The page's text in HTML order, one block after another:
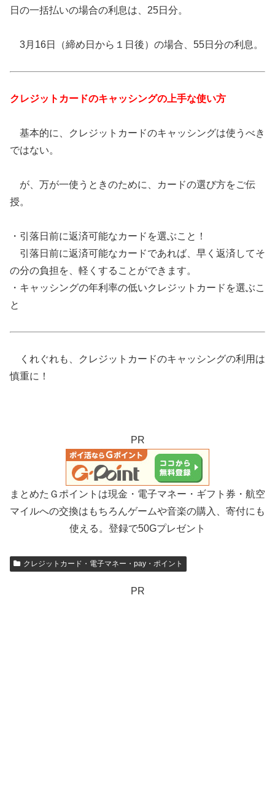
日の一括払いの場合の利息は、25日分。
3月16日（締め日から１日後）の場合、55日分の利息。
クレジットカードのキャッシングの上手な使い方
基本的に、クレジットカードのキャッシングは使うべき
ではない。
が、万が一使うときのために、カードの選び方をご伝
授。
・引落日前に返済可能なカードを選ぶこと！
引落日前に返済可能なカードであれば、早く返済してそ
の分の負担を、軽くすることができます。
・キャッシングの年利率の低いクレジットカードを選ぶこ
と
くれぐれも、クレジットカードのキャッシングの利用は
慎重に！
PR
まとめたＧポイントは現金・電子マネー・ギフト券・航空
マイルへの交換はもちろんゲームや音楽の購入、寄付にも
使える。登録で50Gプレゼント
クレジットカード・電子マネー・pay・ポイント
PR